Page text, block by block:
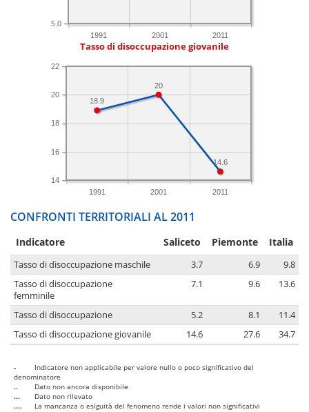
1991 2001 2011
5.0
Tasso di disoccupazione giovanile
1991 2001 2011
14
16
18
20
22
14.6
20
18.9
CONFRONTI TERRITORIALI AL 2011
Indicatore Saliceto Piemonte Italia
Tasso di disoccupazione maschile 3.7 6.9
9.8
Tasso di disoccupazione
femminile
7.1 9.6 13.6
Tasso di disoccupazione 5.2 8.1
11.4
Tasso di disoccupazione giovanile
14.6 27.6 34.7
-
Indicatore non applicabile per valore nullo o poco significativo del
denominatore
..
Dato non ancora disponibile
...
Dato non rilevato
....
La mancanza o esiguità del fenomeno rende i valori non significativi